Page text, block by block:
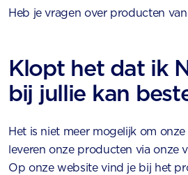
Heb je vragen over producten
Klopt het dat ik
bij jullie kan
Het is niet meer mogelijk om
leveren onze producten via onze
Op onze website vind je bij het